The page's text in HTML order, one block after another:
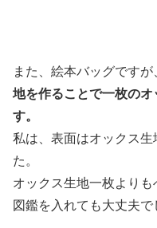
また、絵本バッグですが、
地を作ることで一枚の
す。
私は、表面はオックス
た。
オックス生地一枚よりも
図鑑を入れても大丈夫で